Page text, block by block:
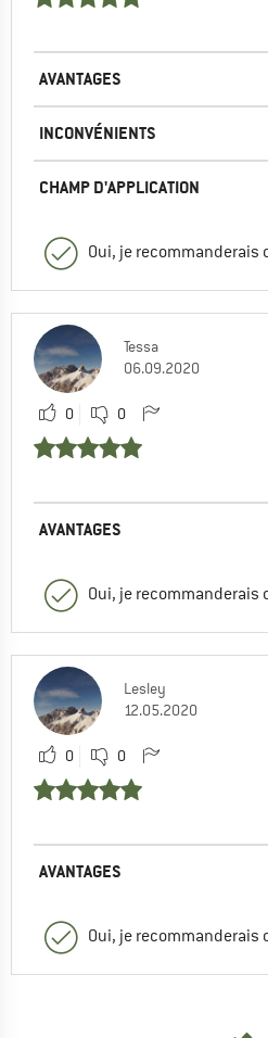
AVANTAGES
INCONVÉNIENTS
CHAMP D'APPLICATION
Oui, je recommanderais
Tessa
06.09.2020
0 0
AVANTAGES
Oui, je recommanderais
Lesley
12.05.2020
0 0
AVANTAGES
Oui, je recommanderais